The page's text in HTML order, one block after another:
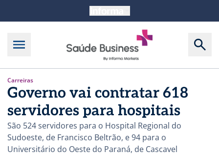
Carreiras
Governo vai contratar 618
servidores para hospitais
São 524 servidores para o Hospital Regional do
Sudoeste, de Francisco Beltrão, e 94 para o
Universitário do Oeste do Paraná, de Cascavel